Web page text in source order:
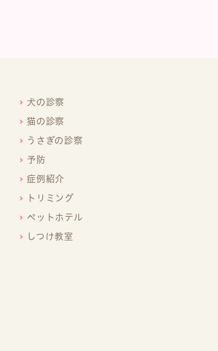
犬の診察
猫の診察
うさぎの診察
予防
症例紹介
トリミング
ペットホテル
しつけ教室